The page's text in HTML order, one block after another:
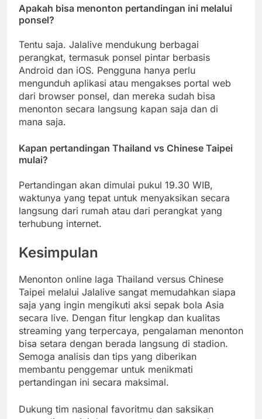
Apakah bisa menonton pertandingan ini melalui
ponsel?
Tentu saja. Jalalive mendukung berbagai
perangkat, termasuk ponsel pintar berbasis
Android dan iOS. Pengguna hanya perlu
mengunduh aplikasi atau mengakses portal web
dari browser ponsel, dan mereka sudah bisa
menonton secara langsung kapan saja dan di
mana saja.
Kapan pertandingan Thailand vs Chinese Taipei
mulai?
Pertandingan akan dimulai pukul 19.30 WIB,
waktunya yang tepat untuk menyaksikan secara
langsung dari rumah atau dari perangkat yang
terhubung internet.
Kesimpulan
Menonton online laga Thailand versus Chinese
Taipei melalui Jalalive sangat memudahkan siapa
saja yang ingin mengikuti aksi sepak bola Asia
secara live. Dengan fitur lengkap dan kualitas
streaming yang terpercaya, pengalaman menonton
bisa setara dengan berada langsung di stadion.
Semoga analisis dan tips yang diberikan
membantu penggemar untuk menikmati
pertandingan ini secara maksimal.
Dukung tim nasional favoritmu dan saksikan